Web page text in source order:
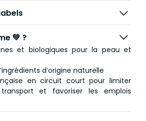
la famille à partir de 3 ans, elle est
et allaitantes.
💚 ?
et biologiques pour la peau et
d’origine naturelle
en circuit court pour limiter
et favoriser les emplois